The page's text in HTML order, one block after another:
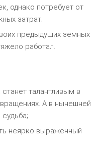
однако потребует от
затрат;
предыдущих земных
работал.
талантливым в
А в нынешней
неярко выраженный